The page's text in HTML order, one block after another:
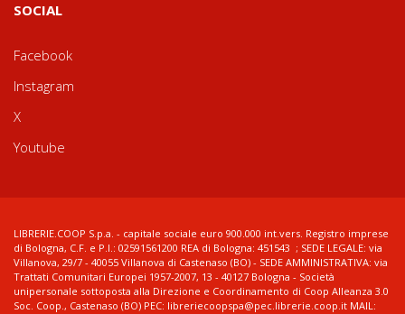
SOCIAL
Facebook
Instagram
X
Youtube
LIBRERIE.COOP S.p.a. - capitale sociale euro 900.000 int.vers. Registro imprese
di Bologna, C.F. e P.I.: 02591561200 REA di Bologna: 451543 ; SEDE LEGALE: via
Villanova, 29/7 - 40055 Villanova di Castenaso (BO) - SEDE AMMINISTRATIVA: via
Trattati Comunitari Europei 1957-2007, 13 - 40127 Bologna - Società
unipersonale sottoposta alla Direzione e Coordinamento di Coop Alleanza 3.0
Soc. Coop., Castenaso (BO) PEC: libreriecoopspa@pec.librerie.coop.it MAIL: